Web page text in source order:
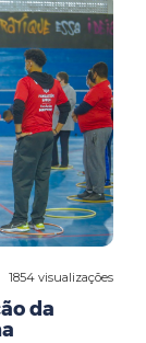
1854 visualizações
da